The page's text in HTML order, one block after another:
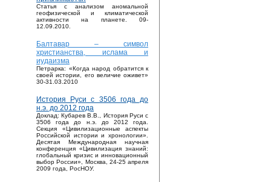
Статья с анализом аномальной
геофизической и климатической
активности на планете. 09-
12.09.2010.
Балтавар – символ
христианства, ислама и
иудаизма
Петрарка: «Когда народ обратится к
своей истории, его величие оживет»
30-31.03.2010
История Руси с 3506 года до
н.э. до 2012 года
Доклад: Кубарев В.В., История Руси с
3506 года до н.э. до 2012 года.
Секция «Цивилизационные аспекты
Российской истории и хронологии».
Десятая Международная научная
конференция «Цивилизация знаний:
глобальный кризис и инновационный
выбор России», Москва, 24-25 апреля
2009 года, РосНОУ.